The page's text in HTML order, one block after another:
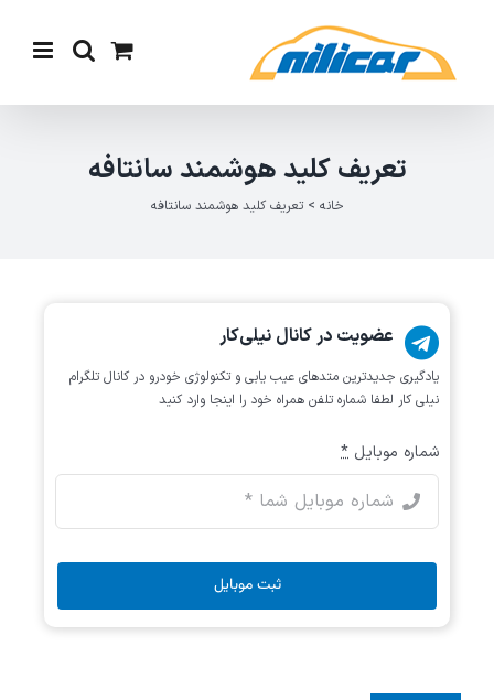
content
تعریف کلید هوشمند سانتافه
خانه >تعریف کلید هوشمند سانتافه
عضویت در کانال نیلی‌کار
یادگیری جدیدترین متد‌های عیب یابی‌ و تکنولوژی خودرو در کانال تلگرام
نیلی کار لطفا شماره تلفن همراه خود را اینجا وارد کنید
شماره موبایل *
ثبت موبایل